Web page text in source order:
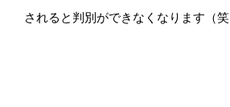
されると判別ができなくなります（